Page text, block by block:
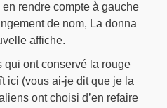
rendre compte à gauche
de nom, La donna
affiche.
qui ont conservé la rouge
ici (vous ai-je dit que je la
ont choisi d’en refaire